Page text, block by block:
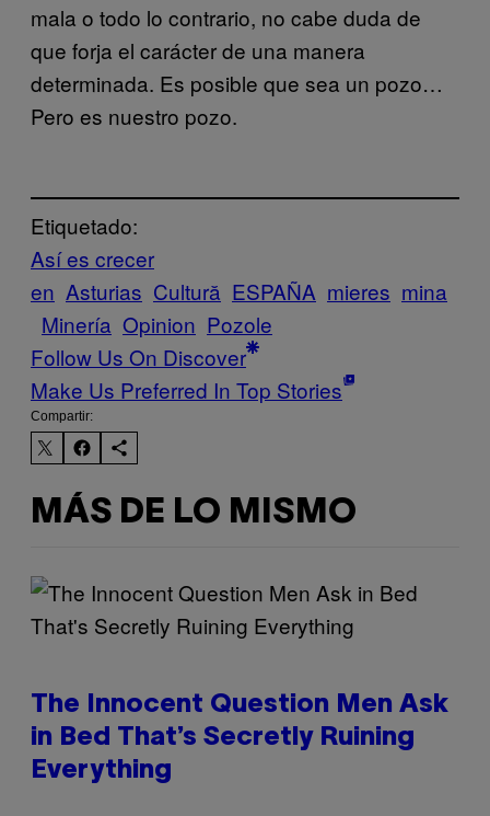
mala o todo lo contrario, no cabe duda de
que forja el carácter de una manera
determinada. Es posible que sea un pozo…
Pero es nuestro pozo.
Etiquetado:
Así es crecer
en Asturias Cultură ESPAÑA mieres mina
Minería Opinion Pozole
Follow Us On Discover
Make Us Preferred In Top Stories
Compartir:
MÁS DE LO MISMO
The Innocent Question Men Ask
in Bed That’s Secretly Ruining
Everything